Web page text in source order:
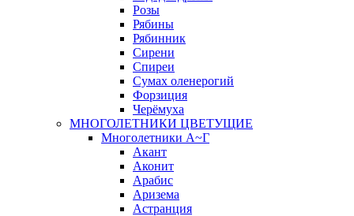
Розы
Рябины
Рябинник
Сирени
Спиреи
Сумах оленерогий
Форзиция
Черёмуха
МНОГОЛЕТНИКИ ЦВЕТУЩИЕ
Многолетники А~Г
Акант
Аконит
Арабис
Аризема
Астранция